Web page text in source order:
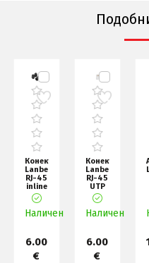
Конектор
Lanberg
RJ-45
inline
coupler
IP67
CAT.6
Наличен
6.00
€
Конектор
Lanberg
RJ-45
UTP
CAT.5e
plug
8P8C
Наличен
6.00
€